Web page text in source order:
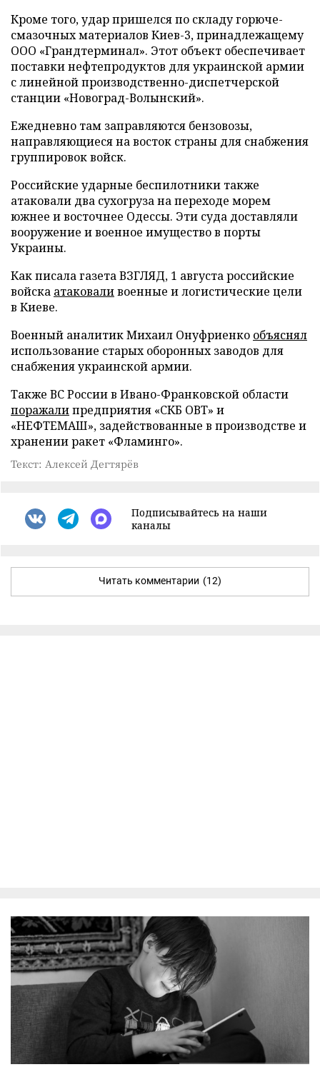
Кроме того, удар пришелся по складу горюче-
смазочных материалов Киев-3, принадлежащему
ООО «Грандтерминал». Этот объект обеспечивает
поставки нефтепродуктов для украинской армии
с линейной производственно-диспетчерской
станции «Новоград-Волынский».
Ежедневно там заправляются бензовозы,
направляющиеся на восток страны для снабжения
группировок войск.
Российские ударные беспилотники также
атаковали два сухогруза на переходе морем
южнее и восточнее Одессы. Эти суда доставляли
вооружение и военное имущество в порты
Украины.
Как писала газета ВЗГЛЯД, 1 августа российские
войска атаковаливоенные и логистические цели
в Киеве.
Военный аналитик Михаил Онуфриенко объяснял
использование старых оборонных заводов для
снабжения украинской армии.
Также ВС России в Ивано-Франковской области
поражалипредприятия «СКБ ОВТ» и
«НЕФТЕМАШ», задействованные в производстве и
хранении ракет «Фламинго».
Текст: Алексей Дегтярёв
Подписывайтесь на наши
каналы
Читать комментарии (12)